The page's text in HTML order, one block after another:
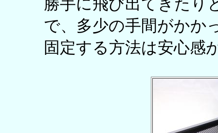
勝手に飛び出てきたり
で、多少の手間がかか
固定する方法は安心感